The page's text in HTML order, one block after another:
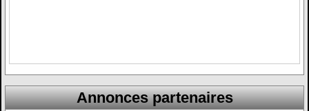
Annonces partenaires